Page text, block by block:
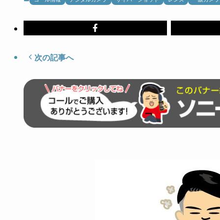
次の記事へ